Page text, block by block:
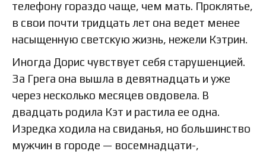
телефону гораздо чаще, чем мать. Проклятье,
в свои почти тридцать лет она ведет менее
насыщенную светскую жизнь, нежели Кэтрин.
Иногда Дорис чувствует себя старушенцией.
За Грега она вышла в девятнадцать и уже
через несколько месяцев овдовела. В
двадцать родила Кэт и растила ее одна.
Изредка ходила на свиданья, но большинство
мужчин в городе — восемнадцати-,